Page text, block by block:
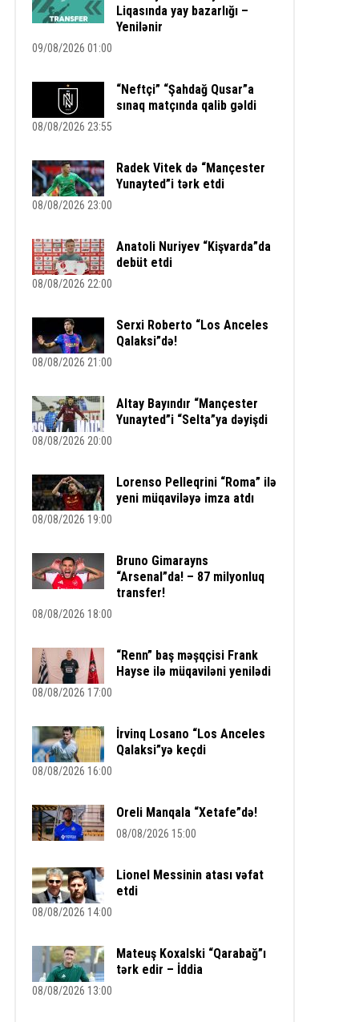
Liqasında yay bazarlığı –
Yenilənir
09/08/2026 01:00
“Neftçi” “Şahdağ Qusar”a
sınaq matçında qalib gəldi
08/08/2026 23:55
Radek Vitek də “Mançester
Yunayted”i tərk etdi
08/08/2026 23:00
Anatoli Nuriyev “Kişvarda”da
debüt etdi
08/08/2026 22:00
Serxi Roberto “Los Anceles
Qalaksi”də!
08/08/2026 21:00
Altay Bayındır “Mançester
Yunayted”i “Selta”ya dəyişdi
08/08/2026 20:00
Lorenso Pelleqrini “Roma” ilə
yeni müqaviləyə imza atdı
08/08/2026 19:00
Bruno Gimarayns
“Arsenal”da! – 87 milyonluq
transfer!
08/08/2026 18:00
“Renn” baş məşqçisi Frank
Hayse ilə müqaviləni yenilədi
08/08/2026 17:00
İrvinq Losano “Los Anceles
Qalaksi”yə keçdi
08/08/2026 16:00
Oreli Manqala “Xetafe”də!
08/08/2026 15:00
Lionel Messinin atası vəfat
etdi
08/08/2026 14:00
Mateuş Koxalski “Qarabağ”ı
tərk edir – İddia
08/08/2026 13:00